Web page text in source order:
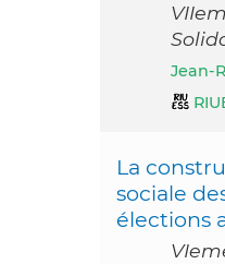
Jean-
La
sociale
élections